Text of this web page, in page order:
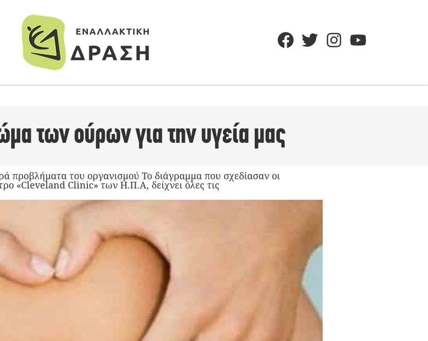
των ούρων για την υγεία μας
προβλήματα του οργανισμού Το διάγραμμα που σχεδίασαν οι
«Cleveland Clinic» των Η.Π.Α, δείχνει όλες τις